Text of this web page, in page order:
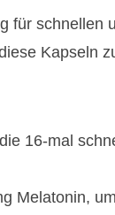
für schnellen
Kapseln
16-mal
Melatonin,